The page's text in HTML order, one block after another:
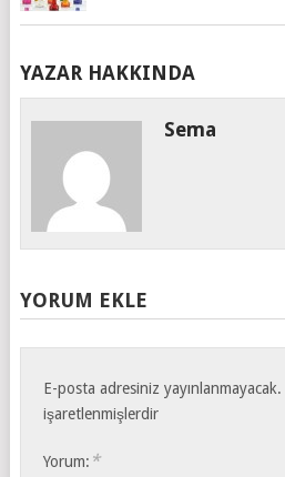
YAZAR HAKKINDA
Sema
YORUM EKLE
E-posta adresiniz yayınlanmayacak.
işaretlenmişlerdir
Yorum: *